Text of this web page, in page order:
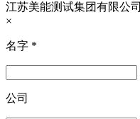
江苏美能测试集团有限公司
×
名字 *
公司